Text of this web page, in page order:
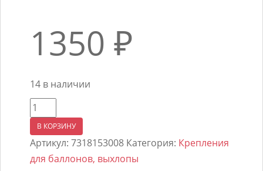
1350 ₽
14 в наличии
Количество
товара
Комплект
крепления
В КОРЗИНУ
Артикул: 7318153008 Категория: Крепления
для баллонов, выхлопы